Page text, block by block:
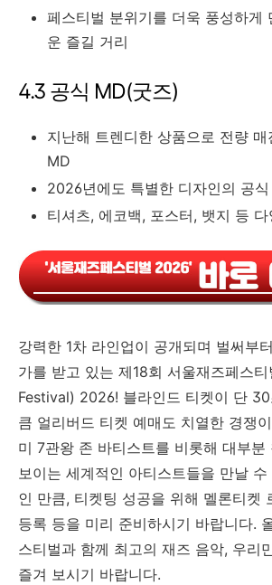
페스티벌 분위기를 더욱 풍성하게
운 즐길 거리
4.3 공식 MD(굿즈)
지난해 트렌디한 상품으로 전량
MD
2026년에도 특별한 디자인의 공
티셔츠, 에코백, 포스터, 뱃지 등
강력한 1차 라인업이 공개되며 벌써부
가를 받고 있는 제18회 서울재즈페스
Festival) 2026! 블라인드 티켓이 단
큼 얼리버드 티켓 예매도 치열한 경쟁
미 7관왕 존 바티스트를 비롯해 대부분
보이는 세계적인 아티스트들을 만날
인 만큼, 티켓팅 성공을 위해 멜론티켓
등록 등을 미리 준비하시기 바랍니다.
스티벌과 함께 최고의 재즈 음악, 우리
즐겨 보시기 바랍니다.